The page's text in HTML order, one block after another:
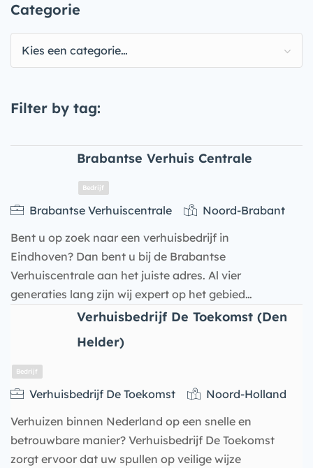
Categorie
Kies een categorie…
Filter by tag:
Brabantse Verhuis Centrale
Bedrijf
Brabantse Verhuiscentrale
Noord-Brabant
Bent u op zoek naar een verhuisbedrijf in
Eindhoven? Dan bent u bij de Brabantse
Verhuiscentrale aan het juiste adres. Al vier
generaties lang zijn wij expert op het gebied…
Verhuisbedrijf De Toekomst (Den
Helder)
Verhuisbedrijf De Toekomst
Noord-Holland
Verhuizen binnen Nederland op een snelle en
betrouwbare manier? Verhuisbedrijf De Toekomst
zorgt ervoor dat uw spullen op veilige wijze